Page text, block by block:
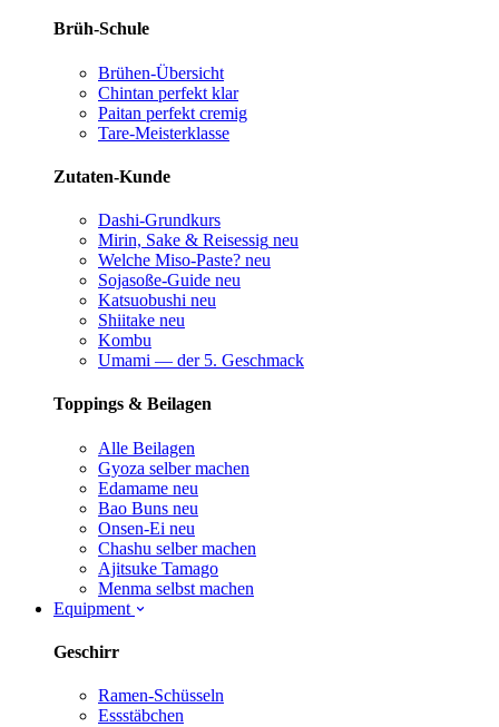
Brüh-Schule
Brühen-Übersicht
Chintan perfekt klar
Paitan perfekt cremig
Tare-Meisterklasse
Zutaten-Kunde
Dashi-Grundkurs
Mirin, Sake & Reisessig neu
Welche Miso-Paste? neu
Sojasoße-Guide neu
Katsuobushi neu
Shiitake neu
Kombu
Umami — der 5. Geschmack
Toppings & Beilagen
Alle Beilagen
Gyoza selber machen
Edamame neu
Bao Buns neu
Onsen-Ei neu
Chashu selber machen
Ajitsuke Tamago
Menma selbst machen
Equipment
Geschirr
Ramen-Schüsseln
Essstäbchen